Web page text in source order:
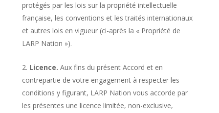
protégés par les lois sur la propriété intellectuelle
française, les conventions et les traités internationaux
et autres lois en vigueur (ci-après la « Propriété de
LARP Nation »).
Licence. Aux fins du présent Accord et en
contrepartie de votre engagement à respecter les
conditions y figurant, LARP Nation vous accorde par
les présentes une licence limitée, non-exclusive,